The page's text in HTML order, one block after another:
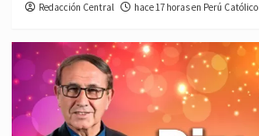
Redacción Central hace 17 horas en Perú Católico